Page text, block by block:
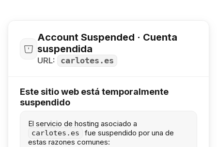
Account Suspended · Cuenta
suspendida
URL: carlotes.es
Este sitio web está temporalmente
suspendido
El servicio de hosting asociado a
carlotes.es
fue suspendido por una de
estas razones comunes: